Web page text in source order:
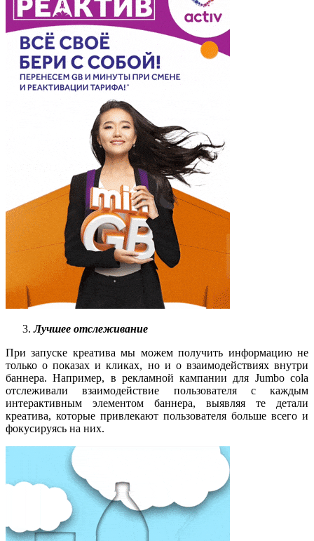
Лучшее отслеживание
При запуске креатива мы можем получить информацию не
только о показах и кликах, но и о взаимодействиях внутри
баннера. Например, в рекламной кампании для Jumbo cola
отслеживали взаимодействие пользователя с каждым
интерактивным элементом баннера, выявляя те детали
креатива, которые привлекают пользователя больше всего и
фокусируясь на них.